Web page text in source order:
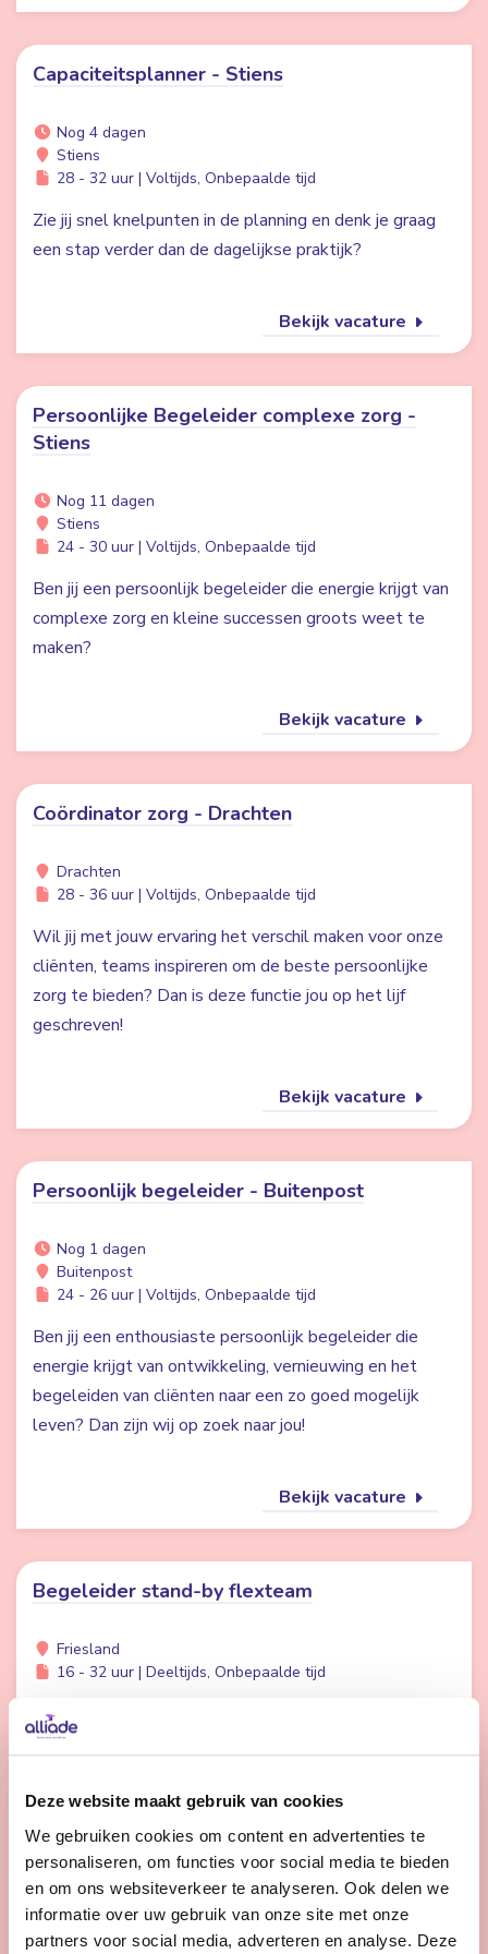
Deze website maakt gebruik van cookies
We gebruiken cookies om content en advertenties te
personaliseren, om functies voor social media te bieden
en om ons websiteverkeer te analyseren. Ook delen we
informatie over uw gebruik van onze site met onze
partners voor social media, adverteren en analyse. Deze
Capaciteitsplanner - Stiens
Nog 4 dagen
Stiens
28 - 32 uur | Voltijds, Onbepaalde tijd
Zie jij snel knelpunten in de planning en denk je graag
een stap verder dan de dagelijkse praktijk?
Bekijk vacature
Persoonlijke Begeleider complexe zorg -
Stiens
Nog 11 dagen
Stiens
24 - 30 uur | Voltijds, Onbepaalde tijd
Ben jij een persoonlijk begeleider die energie krijgt van
complexe zorg en kleine successen groots weet te
maken?
Bekijk vacature
Coördinator zorg - Drachten
Drachten
28 - 36 uur | Voltijds, Onbepaalde tijd
Wil jij met jouw ervaring het verschil maken voor onze
cliënten, teams inspireren om de beste persoonlijke
zorg te bieden? Dan is deze functie jou op het lijf
geschreven!
Bekijk vacature
Persoonlijk begeleider - Buitenpost
Nog 1 dagen
Buitenpost
24 - 26 uur | Voltijds, Onbepaalde tijd
Ben jij een enthousiaste persoonlijk begeleider die
energie krijgt van ontwikkeling, vernieuwing en het
begeleiden van cliënten naar een zo goed mogelijk
leven? Dan zijn wij op zoek naar jou!
Bekijk vacature
Begeleider stand-by flexteam
Friesland
16 - 32 uur | Deeltijds, Onbepaalde tijd
Wil jij meer afwisseling in je werk en meer tijd voor
persoonlijke aandacht voor cliënten? Dan is werken in
Bekijk vacature
Volgende